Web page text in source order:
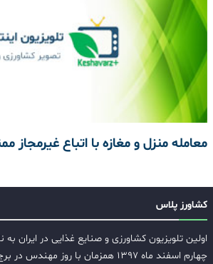
معامله منزل و مغازه با اتباع غیرمجاز
کشاورز پلاس
اولین تلویزیون کشاورزی و صنایع غذایی در ایران به
چهارم اسفند ماه ۱۳۹۷ همزمان با روز